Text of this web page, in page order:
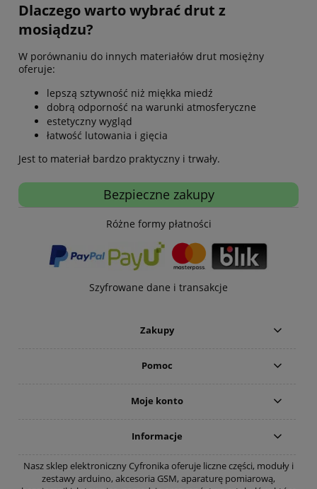
Dlaczego warto wybrać drut z
mosiądzu?
W porównaniu do innych materiałów drut mosiężny
oferuje:
lepszą sztywność niż miękka miedź
dobrą odporność na warunki atmosferyczne
estetyczny wygląd
łatwość lutowania i gięcia
Jest to materiał bardzo praktyczny i trwały.
Bezpieczne zakupy
Różne formy płatności
Szyfrowane dane i transakcje
Zakupy
Pomoc
Moje konto
Informacje
Nasz sklep elektroniczny Cyfronika oferuje liczne części, moduły i
zestawy arduino, akcesoria GSM, aparaturę pomiarową,